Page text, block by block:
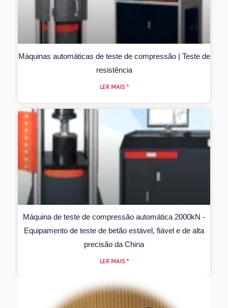
Máquinas automáticas de teste de compressão | Teste de
resistência
LER MAIS "
Máquina de teste de compressão automática 2000kN -
Equipamento de teste de betão estável, fiável e de alta
precisão da China
LER MAIS "